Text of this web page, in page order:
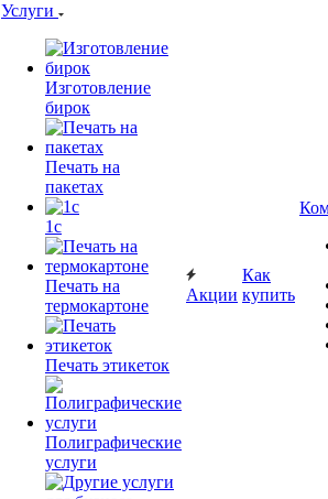
Услуги
Изготовление
бирок
Печать на
пакетах
1c
Печать на
термокартоне
Печать этикеток
Полиграфические
услуги
Акции
Как
купить